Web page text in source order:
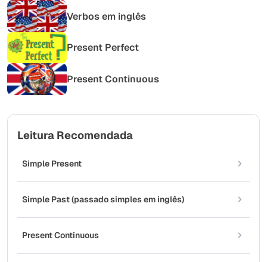
Verbos em inglês
Present Perfect
Present Continuous
Leitura Recomendada
Simple Present
Simple Past (passado simples em inglês)
Present Continuous